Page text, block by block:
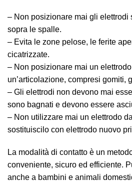
– Non posizionare mai gli elettrodi
sopra le spalle.
– Evita le zone pelose, le ferite
cicatrizzate.
– Non posizionare mai un
un’articolazione, compresi gomiti,
– Gli elettrodi non devono mai
sono bagnati e devono essere
– Non utilizzare mai un elettrodo
sostituiscilo con elettrodo nuovo
La modalità di contatto è un
conveniente, sicuro ed efficiente.
anche a bambini e animali